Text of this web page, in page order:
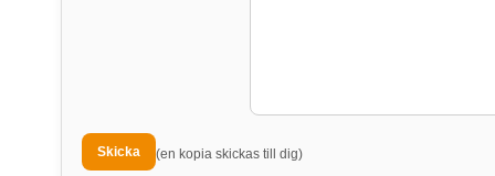
(en kopia skickas till dig)